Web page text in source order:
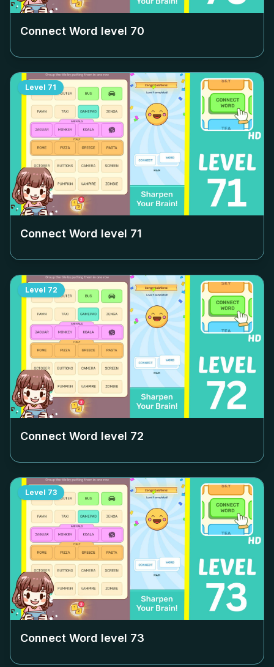
Connect Word level 70
Level 71
Connect Word level 71
Level 72
Connect Word level 72
Level 73
Connect Word level 73